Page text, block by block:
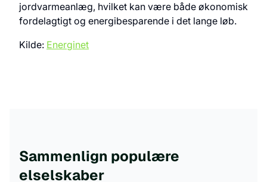
jordvarmeanlæg, hvilket kan være både økonomisk
fordelagtigt og energibesparende i det lange løb.
Kilde: Energinet
Sammenlign populære
elselskaber